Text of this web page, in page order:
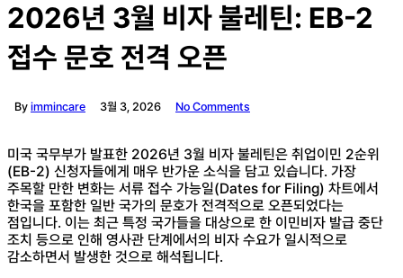
2026년 3월 비자 불레틴: EB-2
접수 문호 전격 오픈
By immincare 3월 3, 2026 No Comments
미국 국무부가 발표한 2026년 3월 비자 불레틴은 취업이민 2순위
(EB-2) 신청자들에게 매우 반가운 소식을 담고 있습니다. 가장
주목할 만한 변화는 서류 접수 가능일(Dates for Filing) 차트에서
한국을 포함한 일반 국가의 문호가 전격적으로 오픈되었다는
점입니다. 이는 최근 특정 국가들을 대상으로 한 이민비자 발급 중단
조치 등으로 인해 영사관 단계에서의 비자 수요가 일시적으로
감소하면서 발생한 것으로 해석됩니다.